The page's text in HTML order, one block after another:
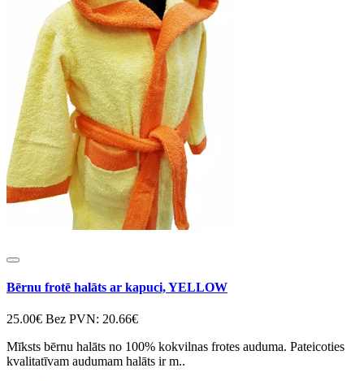
Bērnu frotē halāts ar kapuci, YELLOW
25.00€ Bez PVN: 20.66€
Mīksts bērnu halāts no 100% kokvilnas frotes auduma. Pateicoties
kvalitatīvam audumam halāts ir m..